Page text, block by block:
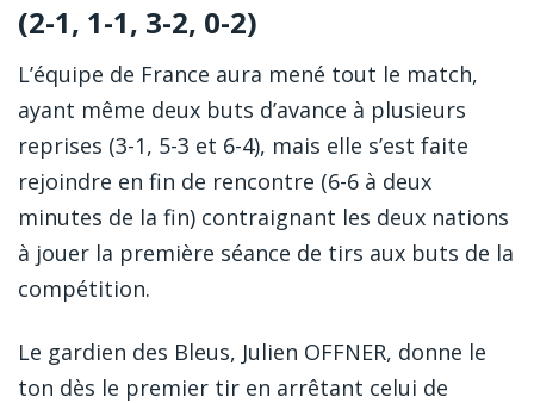
(2-1, 1-1, 3-2, 0-2)
L’équipe de France aura mené tout le match,
ayant même deux buts d’avance à plusieurs
reprises (3-1, 5-3 et 6-4), mais elle s’est faite
rejoindre en fin de rencontre (6-6 à deux
minutes de la fin) contraignant les deux nations
à jouer la première séance de tirs aux buts de la
compétition.
Le gardien des Bleus, Julien OFFNER, donne le
ton dès le premier tir en arrêtant celui de